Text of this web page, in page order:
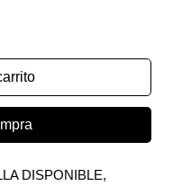
DISPONIBLE,